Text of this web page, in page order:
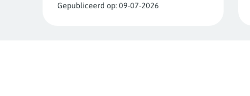
Gepubliceerd op: 09-07-2026